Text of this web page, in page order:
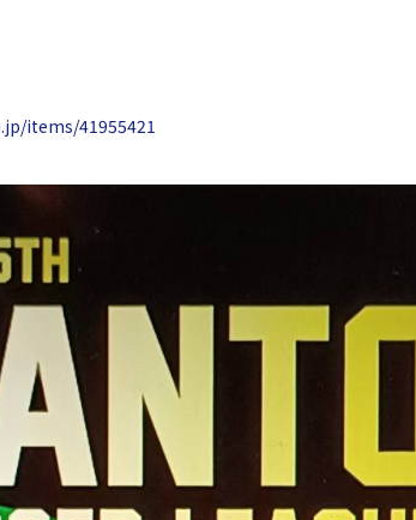
items/41955421